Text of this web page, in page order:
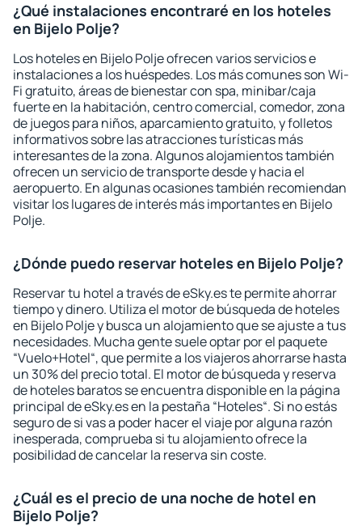
¿Qué instalaciones encontraré en los hoteles
en Bijelo Polje?
Los hoteles en Bijelo Polje ofrecen varios servicios e
instalaciones a los huéspedes. Los más comunes son Wi-
Fi gratuito, áreas de bienestar con spa, minibar/caja
fuerte en la habitación, centro comercial, comedor, zona
de juegos para niños, aparcamiento gratuito, y folletos
informativos sobre las atracciones turísticas más
interesantes de la zona. Algunos alojamientos también
ofrecen un servicio de transporte desde y hacia el
aeropuerto. En algunas ocasiones también recomiendan
visitar los lugares de interés más importantes en Bijelo
Polje.
¿Dónde puedo reservar hoteles en Bijelo Polje?
Reservar tu hotel a través de eSky.es te permite ahorrar
tiempo y dinero. Utiliza el motor de búsqueda de hoteles
en Bijelo Polje y busca un alojamiento que se ajuste a tus
necesidades. Mucha gente suele optar por el paquete
“Vuelo+Hotel“, que permite a los viajeros ahorrarse hasta
un 30% del precio total. El motor de búsqueda y reserva
de hoteles baratos se encuentra disponible en la página
principal de eSky.es en la pestaña “Hoteles“. Si no estás
seguro de si vas a poder hacer el viaje por alguna razón
inesperada, comprueba si tu alojamiento ofrece la
posibilidad de cancelar la reserva sin coste.
¿Cuál es el precio de una noche de hotel en
Bijelo Polje?